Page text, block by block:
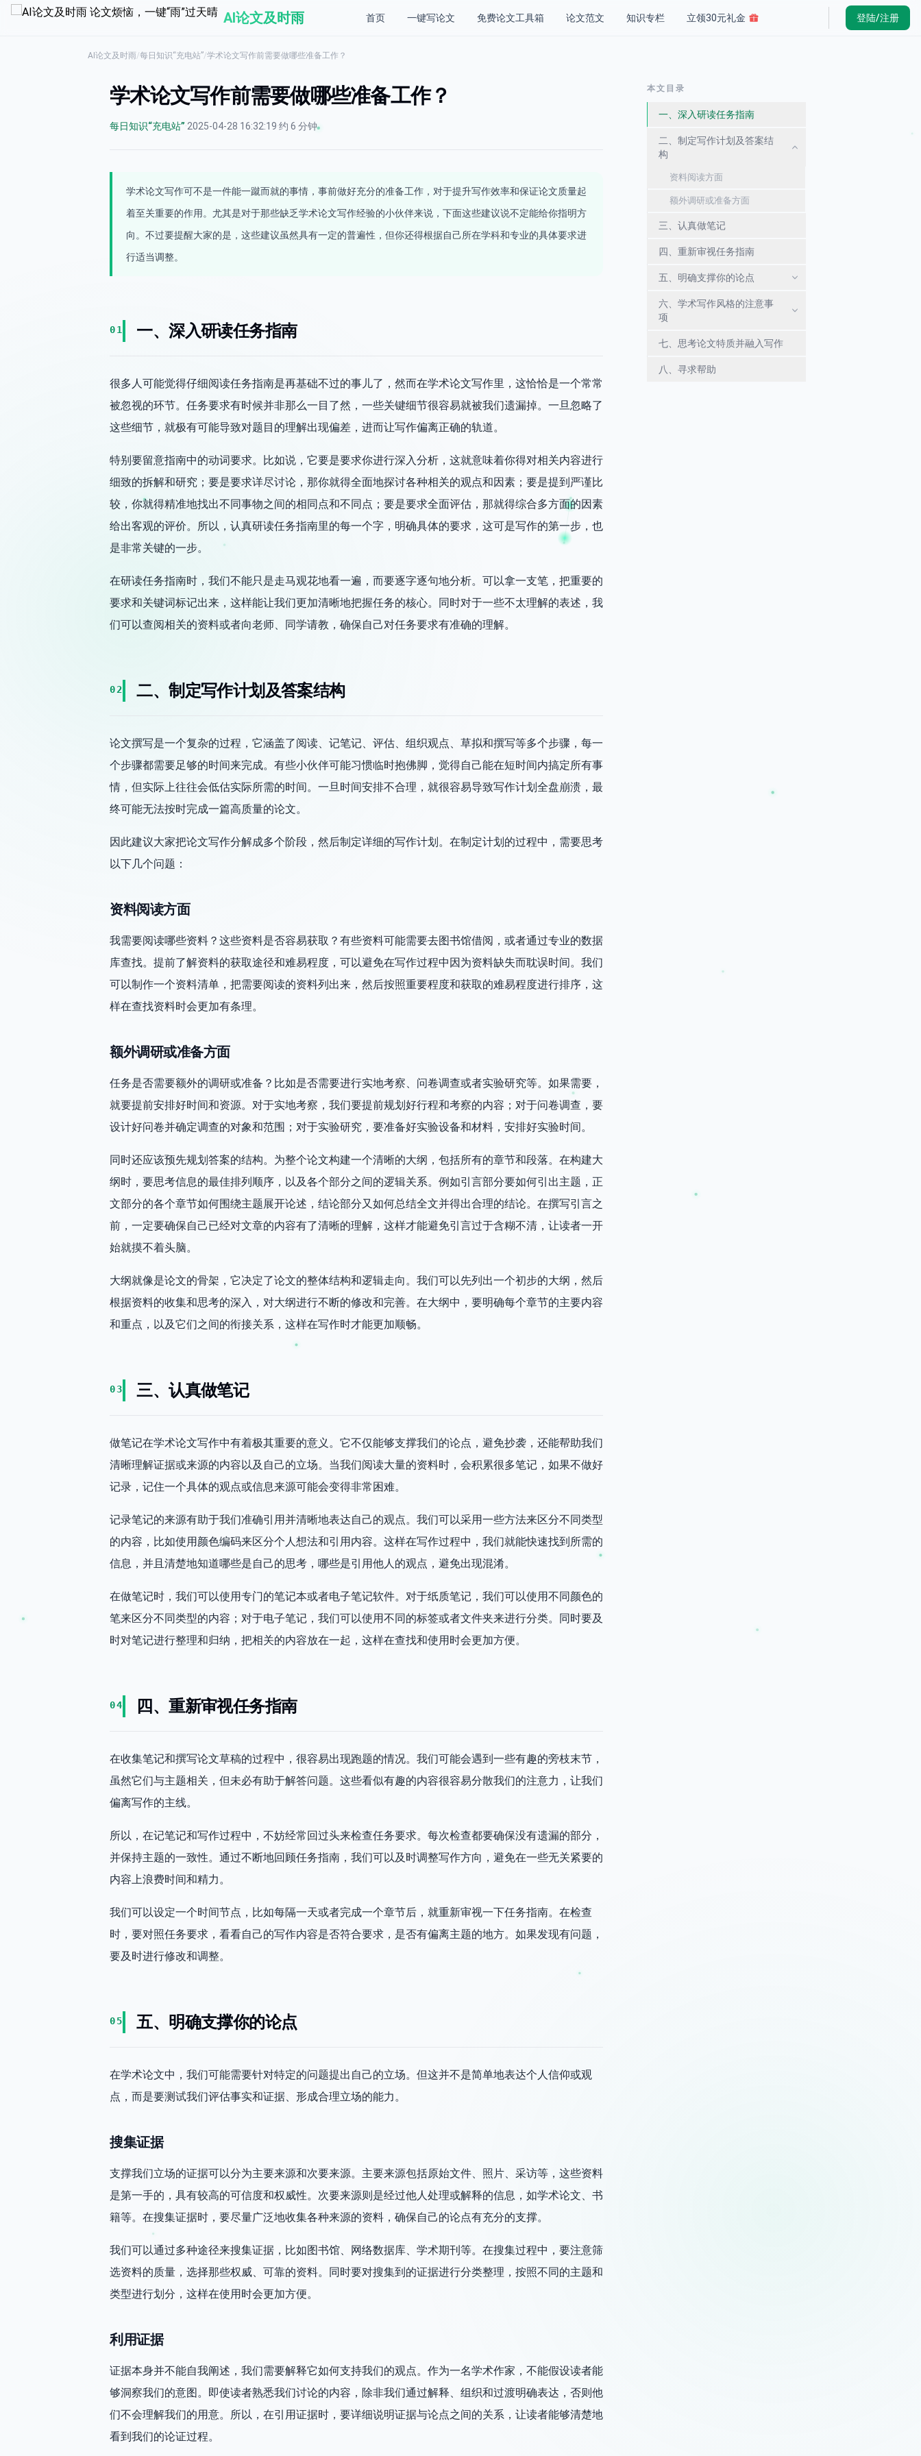
AI论文及时雨 登陆/注册
首页 一键写论文 免费论文工具箱 论文范文 知识专栏 立领30元礼金
AI论文及时雨/每日知识“充电站”/学术论文写作前需要做哪些准备工作？
学术论文写作前需要做哪些准备工作？
每日知识“充电站”·2025-04-28 16:32:19·约 6 分钟
学术论文写作可不是一件能一蹴而就的事情，事前做好充分的准备工作，对于提升写作效率和保证论文质量起
着至关重要的作用。尤其是对于那些缺乏学术论文写作经验的小伙伴来说，下面这些建议说不定能给你指明方
向。不过要提醒大家的是，这些建议虽然具有一定的普遍性，但你还得根据自己所在学科和专业的具体要求进
行适当调整。
01 一、深入研读任务指南
很多人可能觉得仔细阅读任务指南是再基础不过的事儿了，然而在学术论文写作里，这恰恰是一个常常
被忽视的环节。任务要求有时候并非那么一目了然，一些关键细节很容易就被我们遗漏掉。一旦忽略了
这些细节，就极有可能导致对题目的理解出现偏差，进而让写作偏离正确的轨道。
特别要留意指南中的动词要求。比如说，它要是要求你进行深入分析，这就意味着你得对相关内容进行
细致的拆解和研究；要是要求详尽讨论，那你就得全面地探讨各种相关的观点和因素；要是提到严谨比
较，你就得精准地找出不同事物之间的相同点和不同点；要是要求全面评估，那就得综合多方面的因素
给出客观的评价。所以，认真研读任务指南里的每一个字，明确具体的要求，这可是写作的第一步，也
是非常关键的一步。
在研读任务指南时，我们不能只是走马观花地看一遍，而要逐字逐句地分析。可以拿一支笔，把重要的
要求和关键词标记出来，这样能让我们更加清晰地把握任务的核心。同时对于一些不太理解的表述，我
们可以查阅相关的资料或者向老师、同学请教，确保自己对任务要求有准确的理解。
02 二、制定写作计划及答案结构
论文撰写是一个复杂的过程，它涵盖了阅读、记笔记、评估、组织观点、草拟和撰写等多个步骤，每一
个步骤都需要足够的时间来完成。有些小伙伴可能习惯临时抱佛脚，觉得自己能在短时间内搞定所有事
情，但实际上往往会低估实际所需的时间。一旦时间安排不合理，就很容易导致写作计划全盘崩溃，最
终可能无法按时完成一篇高质量的论文。
因此建议大家把论文写作分解成多个阶段，然后制定详细的写作计划。在制定计划的过程中，需要思考
以下几个问题：
资料阅读方面
我需要阅读哪些资料？这些资料是否容易获取？有些资料可能需要去图书馆借阅，或者通过专业的数据
库查找。提前了解资料的获取途径和难易程度，可以避免在写作过程中因为资料缺失而耽误时间。我们
可以制作一个资料清单，把需要阅读的资料列出来，然后按照重要程度和获取的难易程度进行排序，这
样在查找资料时会更加有条理。
额外调研或准备方面
任务是否需要额外的调研或准备？比如是否需要进行实地考察、问卷调查或者实验研究等。如果需要，
就要提前安排好时间和资源。对于实地考察，我们要提前规划好行程和考察的内容；对于问卷调查，要
设计好问卷并确定调查的对象和范围；对于实验研究，要准备好实验设备和材料，安排好实验时间。
同时还应该预先规划答案的结构。为整个论文构建一个清晰的大纲，包括所有的章节和段落。在构建大
纲时，要思考信息的最佳排列顺序，以及各个部分之间的逻辑关系。例如引言部分要如何引出主题，正
文部分的各个章节如何围绕主题展开论述，结论部分又如何总结全文并得出合理的结论。在撰写引言之
前，一定要确保自己已经对文章的内容有了清晰的理解，这样才能避免引言过于含糊不清，让读者一开
始就摸不着头脑。
大纲就像是论文的骨架，它决定了论文的整体结构和逻辑走向。我们可以先列出一个初步的大纲，然后
根据资料的收集和思考的深入，对大纲进行不断的修改和完善。在大纲中，要明确每个章节的主要内容
和重点，以及它们之间的衔接关系，这样在写作时才能更加顺畅。
03 三、认真做笔记
做笔记在学术论文写作中有着极其重要的意义。它不仅能够支撑我们的论点，避免抄袭，还能帮助我们
清晰理解证据或来源的内容以及自己的立场。当我们阅读大量的资料时，会积累很多笔记，如果不做好
记录，记住一个具体的观点或信息来源可能会变得非常困难。
记录笔记的来源有助于我们准确引用并清晰地表达自己的观点。我们可以采用一些方法来区分不同类型
的内容，比如使用颜色编码来区分个人想法和引用内容。这样在写作过程中，我们就能快速找到所需的
信息，并且清楚地知道哪些是自己的思考，哪些是引用他人的观点，避免出现混淆。
在做笔记时，我们可以使用专门的笔记本或者电子笔记软件。对于纸质笔记，我们可以使用不同颜色的
笔来区分不同类型的内容；对于电子笔记，我们可以使用不同的标签或者文件夹来进行分类。同时要及
时对笔记进行整理和归纳，把相关的内容放在一起，这样在查找和使用时会更加方便。
04 四、重新审视任务指南
在收集笔记和撰写论文草稿的过程中，很容易出现跑题的情况。我们可能会遇到一些有趣的旁枝末节，
虽然它们与主题相关，但未必有助于解答问题。这些看似有趣的内容很容易分散我们的注意力，让我们
偏离写作的主线。
所以，在记笔记和写作过程中，不妨经常回过头来检查任务要求。每次检查都要确保没有遗漏的部分，
并保持主题的一致性。通过不断地回顾任务指南，我们可以及时调整写作方向，避免在一些无关紧要的
内容上浪费时间和精力。
我们可以设定一个时间节点，比如每隔一天或者完成一个章节后，就重新审视一下任务指南。在检查
时，要对照任务要求，看看自己的写作内容是否符合要求，是否有偏离主题的地方。如果发现有问题，
要及时进行修改和调整。
05 五、明确支撑你的论点
在学术论文中，我们可能需要针对特定的问题提出自己的立场。但这并不是简单地表达个人信仰或观
点，而是要测试我们评估事实和证据、形成合理立场的能力。
搜集证据
支撑我们立场的证据可以分为主要来源和次要来源。主要来源包括原始文件、照片、采访等，这些资料
是第一手的，具有较高的可信度和权威性。次要来源则是经过他人处理或解释的信息，如学术论文、书
籍等。在搜集证据时，要尽量广泛地收集各种来源的资料，确保自己的论点有充分的支撑。
我们可以通过多种途径来搜集证据，比如图书馆、网络数据库、学术期刊等。在搜集过程中，要注意筛
选资料的质量，选择那些权威、可靠的资料。同时要对搜集到的证据进行分类整理，按照不同的主题和
类型进行划分，这样在使用时会更加方便。
利用证据
证据本身并不能自我阐述，我们需要解释它如何支持我们的观点。作为一名学术作家，不能假设读者能
够洞察我们的意图。即使读者熟悉我们讨论的内容，除非我们通过解释、组织和过渡明确表达，否则他
们不会理解我们的用意。所以，在引用证据时，要详细说明证据与论点之间的关系，让读者能够清楚地
看到我们的论证过程。
本文目录
一、深入研读任务指南
二、制定写作计划及答案结
构
资料阅读方面
额外调研或准备方面
三、认真做笔记
四、重新审视任务指南
五、明确支撑你的论点
六、学术写作风格的注意事
项
七、思考论文特质并融入写作
八、寻求帮助